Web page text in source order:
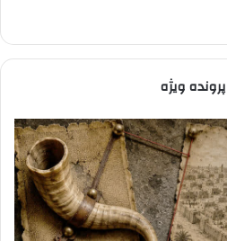
پرونده ویژه